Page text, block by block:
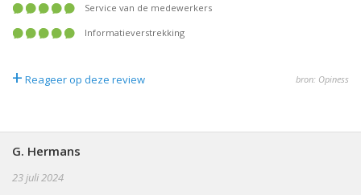
service van de medewerkers
informatieverstrekking
+ Reageer op deze review bron: Opiness
G. Hermans
23 juli 2024